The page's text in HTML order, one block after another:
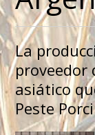
La
proveedor
asiático
Peste